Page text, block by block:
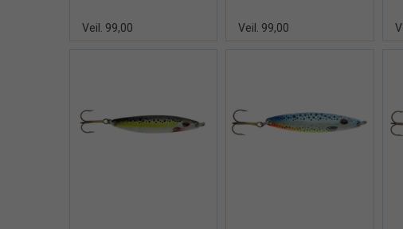
Veil. 99,00 Veil. 99,00